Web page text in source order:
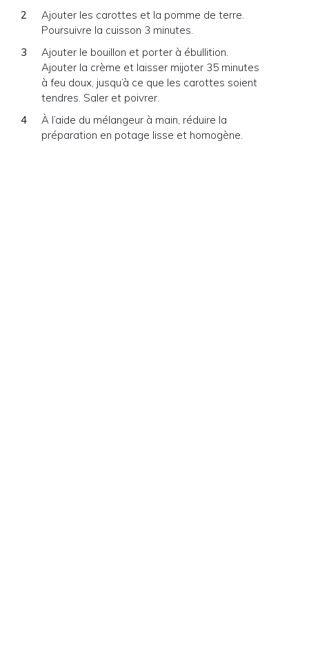
Ajouter les carottes et la pomme de terre.
Poursuivre la cuisson 3 minutes.
Ajouter le bouillon et porter à ébullition.
Ajouter la crème et laisser mijoter 35 minutes
à feu doux, jusqu’à ce que les carottes soient
tendres. Saler et poivrer.
À l’aide du mélangeur à main, réduire la
préparation en potage lisse et homogène.